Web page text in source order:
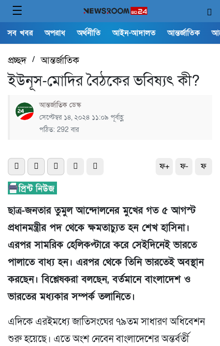
সব খবর অপরাধ অর্থনীতি আইন-আদালত আন্তর্জাতিক
প্রচ্ছদ/আন্তর্জাতিক
ইউনূস-মোদির বৈঠকের ভবিষ্যৎ কী?
আন্তর্জাতিক ডেস্ক
সেপ্টেম্বর ১৪, ২০২৪ ১১:০৯ পূর্বাহ্ণ
পঠিত: 292 বার
ফ+ ফ- ফ
ছাত্র-জনতার তুমুল আন্দোলনের মুখের গত ৫ আগস্ট
প্রধানমন্ত্রীর পদ থেকে ক্ষমতাচ্যুত হন শেখ হাসিনা।
এরপর সামরিক হেলিকপ্টারে করে সেইদিনেই ভারতে
পালাতে বাধ্য হন। এরপর থেকে তিনি ভারতেই অবস্থান
করছেন। বিশ্লেষকরা বলছেন, বর্তমানে বাংলাদেশ ও
ভারতের মধ্যকার সম্পর্ক তলানিতে।
এদিকে এরইমধ্যে জাতিসংঘের ৭৯তম সাধারণ অধিবেশন
শুরু হয়েছে। এতে অংশ নেবেন বাংলাদেশের অন্তর্বর্তী